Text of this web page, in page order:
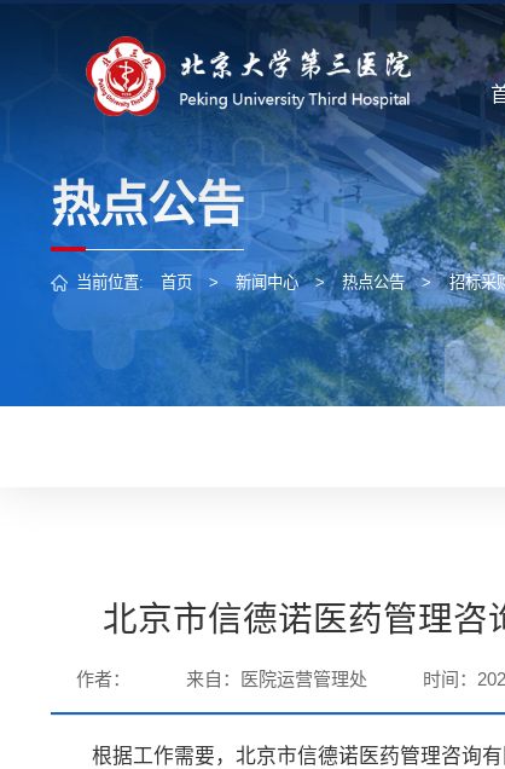
热点公告
当前位置: 首页 > 新闻中心 > 热点公告 > 招标采
北京市信德诺医药管理咨
作者： 来自：医院运营管理处 时间：
根据工作需要，北京市信德诺医药管理咨询